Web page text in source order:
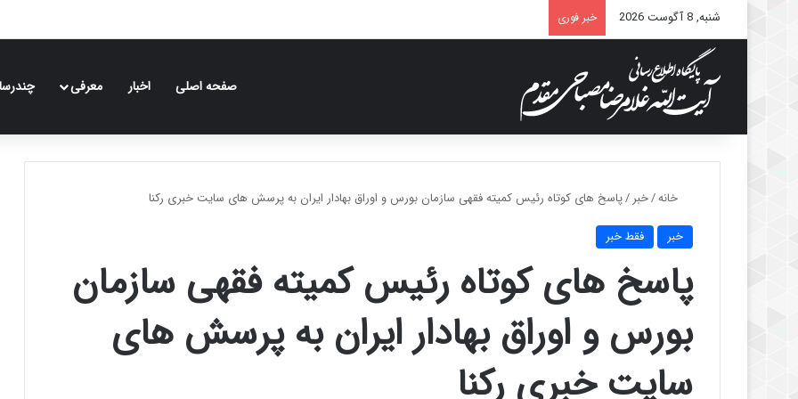
شنبه, 8 آگوست 2026 خبر فوری
صفحه اصلی اخبار معرفی
خانه/خبر /پاسخ های کوتاه رئیس کمیته فقهی سازمان بورس و اوراق بهادار ایران به پرسش های سایت خبری رکنا
خبر فقط خبر
پاسخ های کوتاه رئیس کمیته فقهی سازمان
بورس و اوراق بهادار ایران به پرسش های
سایت خبری رکنا